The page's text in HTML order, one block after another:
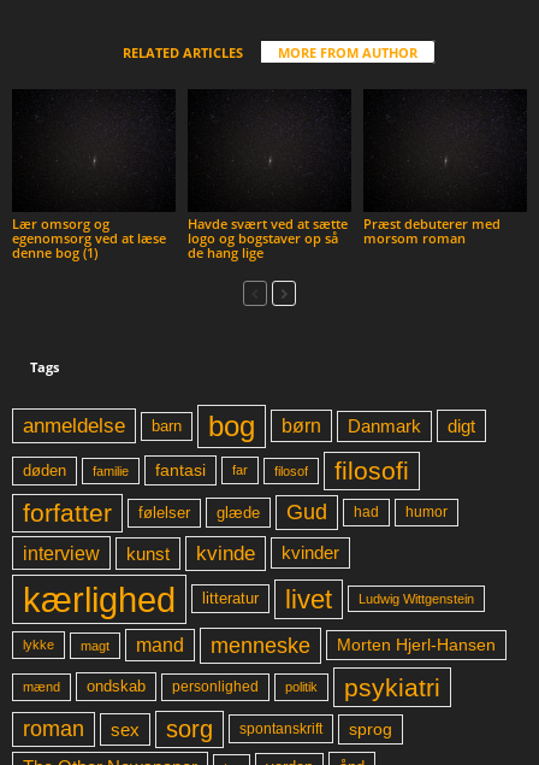
RELATED ARTICLES MORE FROM AUTHOR
Lær omsorg og
egenomsorg ved at læse
denne bog (1)
Havde svært ved at sætte
logo og bogstaver op så
de hang lige
Præst debuterer med
morsom roman
Tags
anmeldelse barn bog børn Danmark digt
døden familie fantasi far filosof
filosofi
forfatter
følelser glæde Gud had humor
interview kunst kvinde kvinder
kærlighed litteratur livet Ludwig Wittgenstein
lykke magt mand menneske Morten Hjerl-Hansen
mænd ondskab personlighed politik psykiatri
roman sex sorg spontanskrift sprog